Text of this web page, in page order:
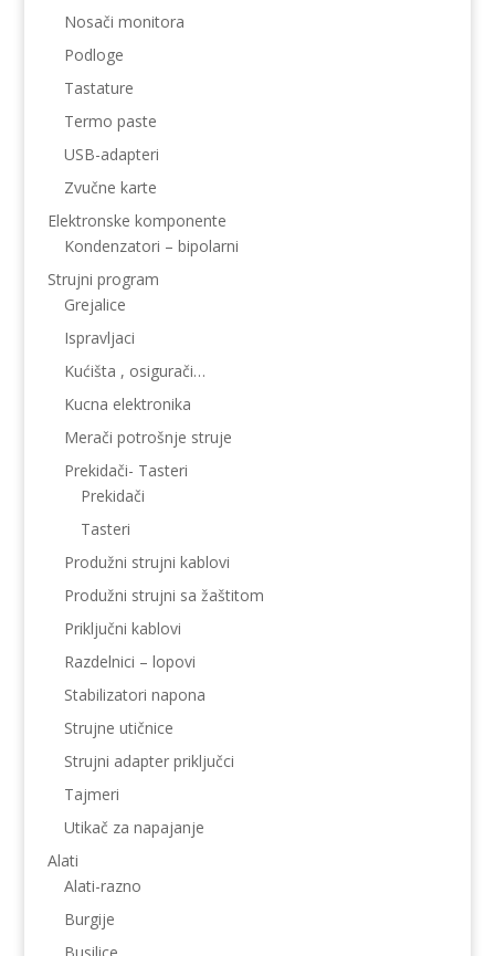
Nosači monitora
Podloge
Tastature
Termo paste
USB-adapteri
Zvučne karte
Elektronske komponente
Kondenzatori – bipolarni
Strujni program
Grejalice
Ispravljaci
Kućišta , osigurači…
Kucna elektronika
Merači potrošnje struje
Prekidači- Tasteri
Prekidači
Tasteri
Produžni strujni kablovi
Produžni strujni sa žaštitom
Priključni kablovi
Razdelnici – lopovi
Stabilizatori napona
Strujne utičnice
Strujni adapter priključci
Tajmeri
Utikač za napajanje
Alati
Alati-razno
Burgije